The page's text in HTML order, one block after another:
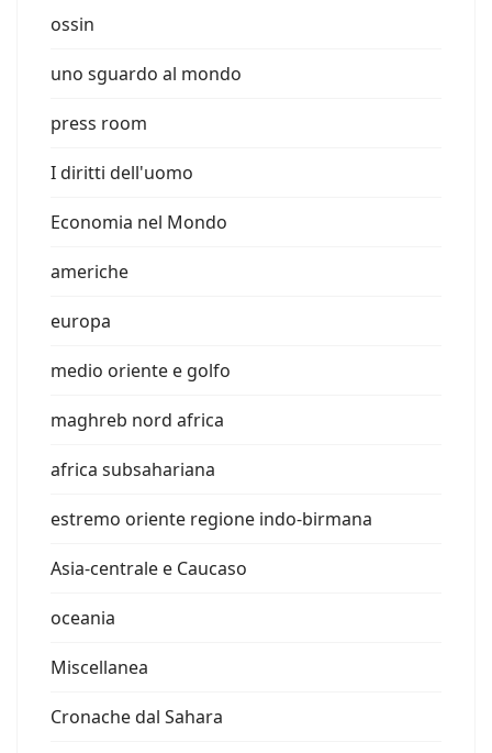
ossin
uno sguardo al mondo
press room
I diritti dell'uomo
Economia nel Mondo
americhe
europa
medio oriente e golfo
maghreb nord africa
africa subsahariana
estremo oriente regione indo-birmana
Asia-centrale e Caucaso
oceania
Miscellanea
Cronache dal Sahara